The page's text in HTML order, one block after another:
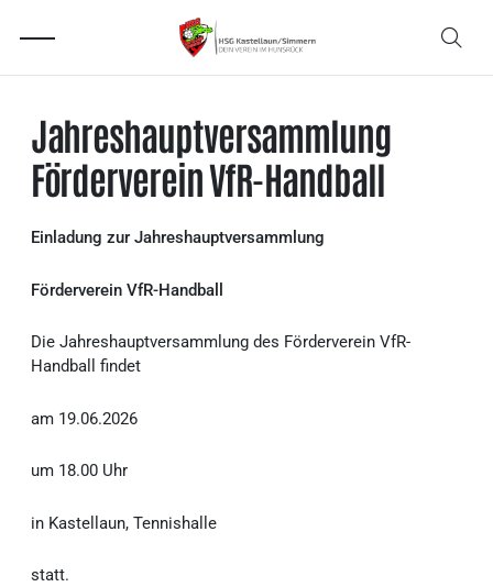
Jahreshauptversammlung
Förderverein VfR-Handball
Einladung zur Jahreshauptversammlung
Förderverein VfR-Handball
Die Jahreshauptversammlung des Förderverein VfR-
Handball findet
am 19.06.2026
um 18.00 Uhr
in Kastellaun, Tennishalle
statt.